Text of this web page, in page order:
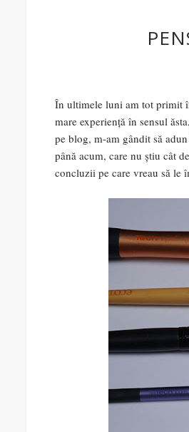
În ultimele luni am tot primit
mare experiență în sensul
pe blog, m-am gândit să
până acum, care nu știu cât
concluzii pe care vreau să le